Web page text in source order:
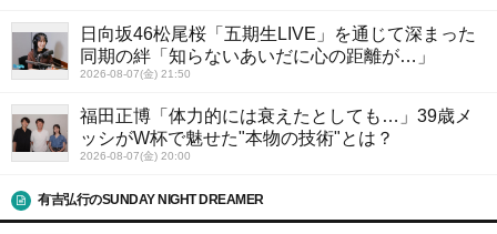
日向坂46松尾桜「五期生LIVE」を通じて深まった
同期の絆「知らないあいだに心の距離が…」
2026-08-07(金) 21:50
福田正博「体力的には衰えたとしても…」39歳メ
ッシがW杯で魅せた"本物の技術"とは？
2026-08-07(金) 20:00
有吉弘行のSUNDAY NIGHT DREAMER